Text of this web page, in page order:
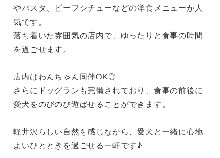
やパスタ、ビーフシチューなどの洋食メニューが人
気です。
落ち着いた雰囲気の店内で、ゆったりと食事の時間
を過ごせます。
店内はわんちゃん同伴OK◎
さらにドッグランも完備されており、食事の前後に
愛犬をのびのび遊ばせることができます。
軽井沢らしい自然を感じながら、愛犬と一緒に心地
よいひとときを過ごせる一軒です♪